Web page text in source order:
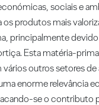
sociais e
os produtos mais
principalmente
Esta matéria-
vários outros setores
enorme relevância
se o contributo